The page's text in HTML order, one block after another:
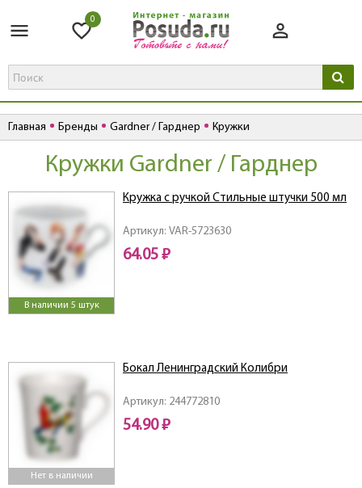
0
Главная Бренды Gardner / Гарднер Кружки
Кружки Gardner / Гарднер
В наличии 5 штук
Артикул: VAR-5723630
Кружка с ручкой Стильные штучки 500 мл
64.05 ₽
Нет в наличии
Артикул: 244772810
Бокал Ленинградский Колибри
54.90 ₽